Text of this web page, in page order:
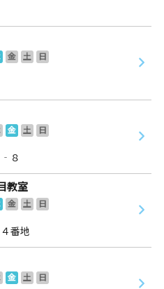
金 土
日
金 土
日
８
教室
金 土
日
番地
金 土
日